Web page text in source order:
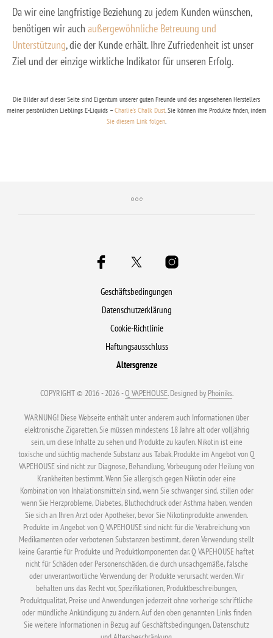
Da wir eine langfristige Beziehung zu jedem Kunden wünschen,
benötigen wir auch außergewöhnliche Betreuung und
Unterstützung, die der Kunde erhält. Ihre Zufriedenheit ist unser
Ziel und der einzige wirkliche Indikator für unseren Erfolg.
Die Bilder auf dieser Seite sind Eigentum unserer guten Freunde und des angesehenen Herstellers
meiner persönlichen Lieblings E-Liquids –Charlie’s Chalk Dust. Sie können ihre Produkte finden, indem
Sie diesem Link folgen.
Geschäftsbedingungen
Datenschutzerklärung
Cookie-Richtlinie
Haftungsausschluss
Altersgrenze
COPYRIGHT © 2016 - 2026 -Q VAPEHOUSE. Designed by Phoiniks.
WARNUNG! Diese Webseite enthält unter anderem auch Informationen über
elektronische Zigaretten. Sie müssen mindestens 18 Jahre alt oder volljährig
sein, um diese Inhalte zu sehen und Produkte zu kaufen. Nikotin ist eine
toxische und süchtig machende Substanz aus Tabak. Produkte im Angebot von Q
VAPEHOUSE sind nicht zur Diagnose, Behandlung, Vorbeugung oder Heilung von
Krankheiten bestimmt. Wenn Sie allergisch gegen Nikotin oder eine
Kombination von Inhalationsmitteln sind, wenn Sie schwanger sind, stillen oder
wenn Sie Herzprobleme, Diabetes, Bluthochdruck oder Asthma haben, wenden
Sie sich an Ihren Arzt oder Apotheker, bevor Sie Nikotinprodukte anwenden.
Produkte im Angebot von Q VAPEHOUSE sind nicht für die Verabreichung von
Medikamenten oder verbotenen Substanzen bestimmt, deren Verwendung stellt
keine Garantie für Produkte und Produktkomponenten dar. Q VAPEHOUSE haftet
nicht für Schäden oder Personenschäden, die durch unsachgemäße, falsche
oder unverantwortliche Verwendung der Produkte verursacht werden. Wir
behalten uns das Recht vor, Spezifikationen, Produktbeschreibungen,
Produktqualität, Preise und Anwendungen jederzeit ohne vorherige schriftliche
oder mündliche Ankündigung zu ändern. Auf den oben genannten Links finden
Sie weitere Informationen in Bezug auf Geschäftsbedingungen, Datenschutz